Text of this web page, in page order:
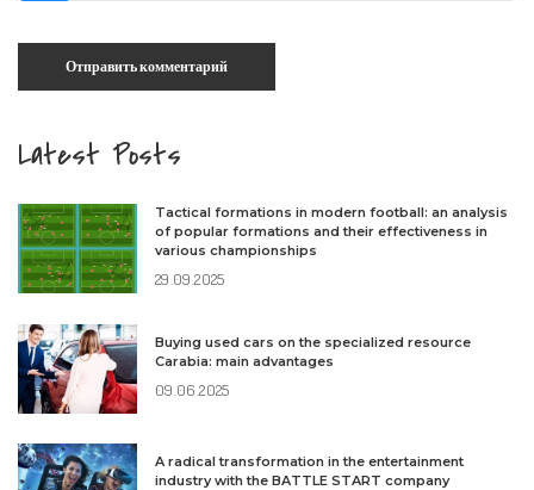
Latest Posts
Tactical formations in modern football: an analysis
of popular formations and their effectiveness in
various championships
29.09.2025
Buying used cars on the specialized resource
Carabia: main advantages
09.06.2025
A radical transformation in the entertainment
industry with the BATTLE START company